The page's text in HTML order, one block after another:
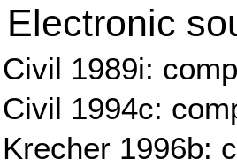
Electronic
Civil 1989i:
Civil 1994c:
Krecher 1996b: